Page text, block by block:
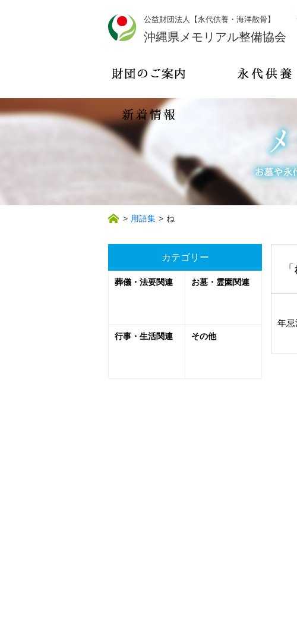
公益財団法人【永代供養・海洋散骨】
沖縄県メモリアル整備協会
> 用語集 > ね
年
カテゴリー
葬儀・法要関連 お墓・霊園関連
行事・生活関連 その他